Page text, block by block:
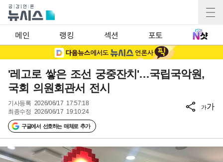
메인 랭킹 섹션 포토
'레고로 쌓은 조선 궁중잔치'…국립국악원,
국회 의원회관서 전시
기사등록 2026/06/17 17:57:18
최종수정 2026/06/17 19:10:24
구글에서 선호하는 매체로 추가
가가